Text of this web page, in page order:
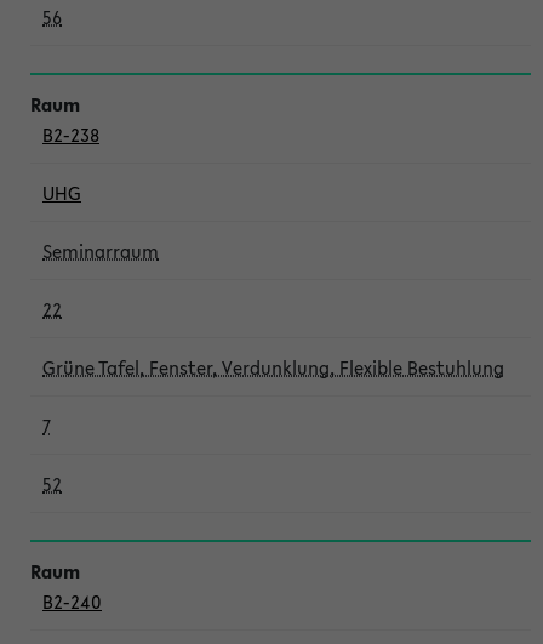
56
B2-238
UHG
Seminarraum
22
Grüne Tafel, Fenster, Verdunklung, Flexible Bestuhlung
7
52
B2-240